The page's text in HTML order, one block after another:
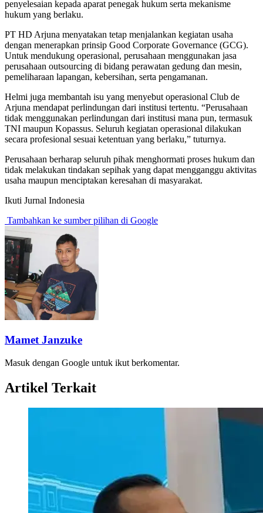
penyelesaian kepada aparat penegak hukum serta mekanisme
hukum yang berlaku.
PT HD Arjuna menyatakan tetap menjalankan kegiatan usaha
dengan menerapkan prinsip Good Corporate Governance (GCG).
Untuk mendukung operasional, perusahaan menggunakan jasa
perusahaan outsourcing di bidang perawatan gedung dan mesin,
pemeliharaan lapangan, kebersihan, serta pengamanan.
Helmi juga membantah isu yang menyebut operasional Club de
Arjuna mendapat perlindungan dari institusi tertentu. “Perusahaan
tidak menggunakan perlindungan dari institusi mana pun, termasuk
TNI maupun Kopassus. Seluruh kegiatan operasional dilakukan
secara profesional sesuai ketentuan yang berlaku,” tuturnya.
Perusahaan berharap seluruh pihak menghormati proses hukum dan
tidak melakukan tindakan sepihak yang dapat mengganggu aktivitas
usaha maupun menciptakan keresahan di masyarakat.
Ikuti Jurnal Indonesia
Tambahkan ke sumber pilihan di Google
Mamet Janzuke
Masuk dengan Google untuk ikut berkomentar.
Artikel Terkait